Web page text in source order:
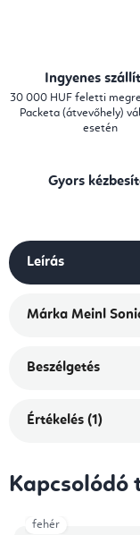
Ingyenes
30 000 HUF feletti
Packeta (átvevőhely)
esetén
Gyors
Leírás
Márka Meinl
Beszélgetés
Értékelés (1)
Kapcsolódó
fehér